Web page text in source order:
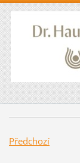
Předchozí